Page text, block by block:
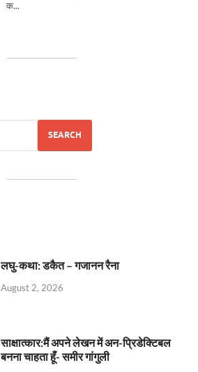
SEARCH
लघु-कथा: डकैत – गजानन रैना
August 2, 2026
साक्षात्कार:मैं अपने लेखन में अन-प्रिडेक्टिबल
बनना चाहता हूँ- समीर गांगुली